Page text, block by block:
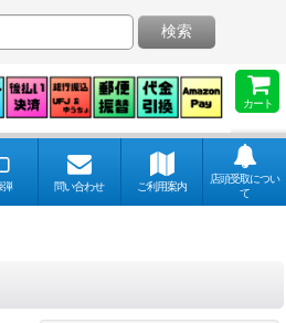
カート
検索
弾 問い合わせ ご利用案内
店頭受取につい
て